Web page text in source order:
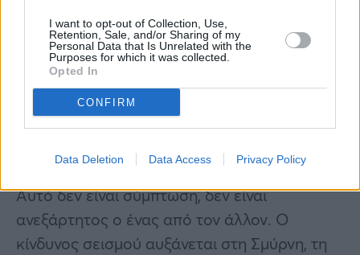
I want to opt-out of Collection, Use,
Retention, Sale, and/or Sharing of my
Personal Data that Is Unrelated with the
Purposes for which it was collected.
Opted In
CONFIRM
Data Deletion Data Access Privacy Policy
σπάει με μεσαίου μεγέθους σεισμούς από τα
δυτικά προς τα ανατολικά σε μικρότερα
χρονικά διαστήματα».
«Σχεδόν κάθε μέρος της Τουρκίας είναι
ένας μετά τον άλλον σε διαφορετικά μέρη.
Αυτό δεν είναι σύμπτωση, δεν είναι
ανεξάρτητος ο ένας από τον άλλον. Ο
κίνδυνος σεισμού αυξάνεται στη Σμύρνη, τη